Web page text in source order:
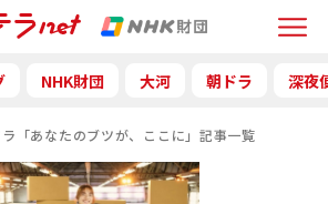
Menu
NHK財団 大河 朝ドラ 深夜
「あなたのブツが、ここに」記事一覧